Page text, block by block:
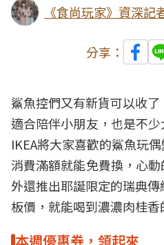
《食尚玩家》資深記
分享：
鯊魚控們又有新貨可以收了
適合陪伴小朋友，也是不
IKEA將大家喜歡的鯊魚玩
消費滿額就能免費換，心
外還推出耶誕限定的瑞典傳
板價，就能喝到濃濃肉桂香
本週優惠券，領起來